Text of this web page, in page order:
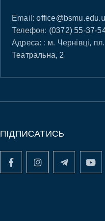
Email:
Телефон: (0372) 55-37-
Адреса: : м. Чернівці, пл.
Театральна, 2
ПІДПИСАТИСЬ